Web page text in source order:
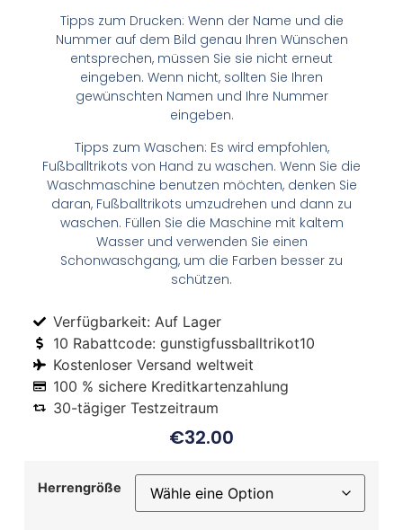
Tipps zum Drucken: Wenn der Name und die
Nummer auf dem Bild genau Ihren Wünschen
entsprechen, müssen Sie sie nicht erneut
eingeben. Wenn nicht, sollten Sie Ihren
gewünschten Namen und Ihre Nummer
eingeben.
Tipps zum Waschen: Es wird empfohlen,
Fußballtrikots von Hand zu waschen. Wenn Sie die
Waschmaschine benutzen möchten, denken Sie
daran, Fußballtrikots umzudrehen und dann zu
waschen. Füllen Sie die Maschine mit kaltem
Wasser und verwenden Sie einen
Schonwaschgang, um die Farben besser zu
schützen.
Verfügbarkeit: Auf Lager
10 Rabattcode: gunstigfussballtrikot10
Kostenloser Versand weltweit
100 % sichere Kreditkartenzahlung
30-tägiger Testzeitraum
€32.00
Herrengröße